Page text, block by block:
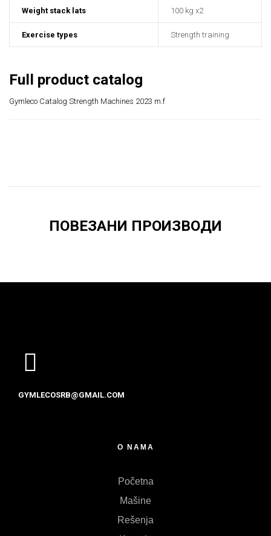
Weight stack lats 100 kg x2
Exercise types Strength training
Full product catalog
Gymleco Catalog Strength Machines 2023 m.f
ПОВЕЗАНИ ПРОИЗВОДИ
GYMLECOSRB@GMAIL.COM
O NAMA
Početna
Mašine
Rešenja